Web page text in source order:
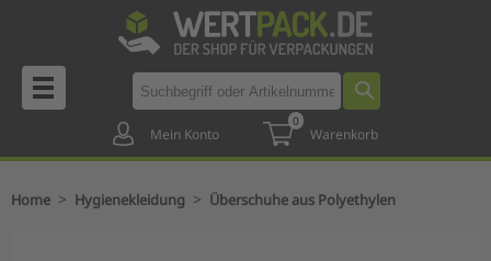
Mein Konto
0
Warenkorb
Home > Hygienekleidung > Überschuhe aus Polyethylen